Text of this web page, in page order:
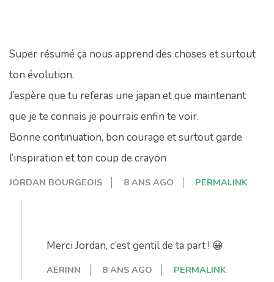
Super résumé ça nous apprend des choses et surtout
ton évolution.
J’espère que tu referas une japan et que maintenant
que je te connais je pourrais enfin te voir.
Bonne continuation, bon courage et surtout garde
l’inspiration et ton coup de crayon
JORDAN BOURGEOIS 8 ANS AGO PERMALINK
Merci Jordan, c’est gentil de ta part ! 😀
AERINN 8 ANS AGO PERMALINK